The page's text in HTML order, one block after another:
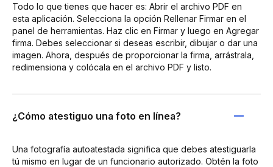
Todo lo que tienes que hacer es: Abrir el archivo PDF en
esta aplicación. Selecciona la opción Rellenar Firmar en el
panel de herramientas. Haz clic en Firmar y luego en Agregar
firma. Debes seleccionar si deseas escribir, dibujar o dar una
imagen. Ahora, después de proporcionar la firma, arrástrala,
redimensiona y colócala en el archivo PDF y listo.
¿Cómo atestiguo una foto en línea?
Una fotografía autoatestada significa que debes atestiguarla
tú mismo en lugar de un funcionario autorizado. Obtén la foto